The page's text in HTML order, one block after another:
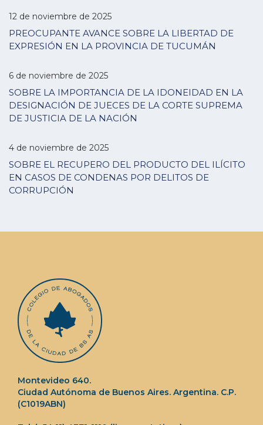
12 de noviembre de 2025
PREOCUPANTE AVANCE SOBRE LA LIBERTAD DE
EXPRESIÓN EN LA PROVINCIA DE TUCUMÁN
6 de noviembre de 2025
SOBRE LA IMPORTANCIA DE LA IDONEIDAD EN LA
DESIGNACIÓN DE JUECES DE LA CORTE SUPREMA
DE JUSTICIA DE LA NACIÓN
4 de noviembre de 2025
SOBRE EL RECUPERO DEL PRODUCTO DEL ILÍCITO
EN CASOS DE CONDENAS POR DELITOS DE
CORRUPCIÓN
Montevideo 640.
Ciudad Autónoma de Buenos Aires. Argentina. C.P.
(C1019ABN)